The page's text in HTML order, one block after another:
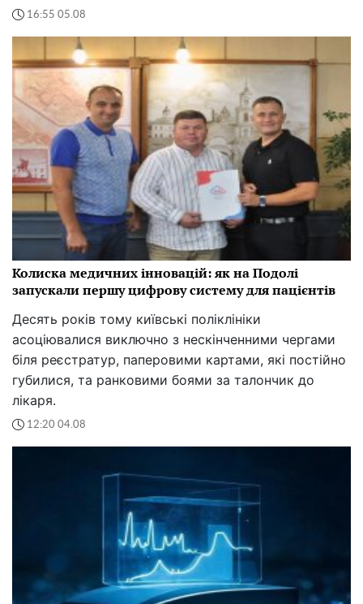
16:55 05.08
Колиска медичних інновацій: як на Подолі
запускали першу цифрову систему для пацієнтів
Десять років тому київські поліклініки
асоціювалися виключно з нескінченними чергами
біля реєстратур, паперовими картами, які постійно
губилися, та ранковими боями за талончик до
лікаря.
12:20 04.08